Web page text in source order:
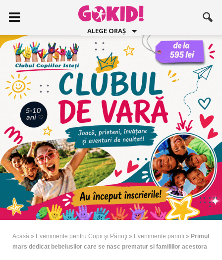
ALEGE ORAȘ
Acasă » Evenimente pentru Copii şi Părinţi » Evenimente parinti » Primul
mars dedicat bebelusilor care se nasc prematur si familiilor acestora